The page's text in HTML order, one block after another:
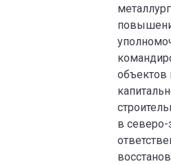
объектов
в северо-